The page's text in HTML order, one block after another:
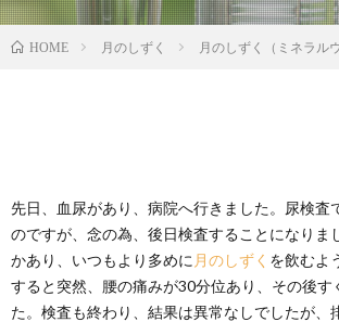
HOME 月のしずく 月のしずく（ミネラル
先日、血尿があり、病院へ行きました。尿検査
のですが、念の為、後日検査することになりま
かあり、いつもより多めに 月のしずく を飲むよ
すると突然、腰の痛みが30分位あり、その後す
た。検査も終わり、結果は異常なしでしたが、